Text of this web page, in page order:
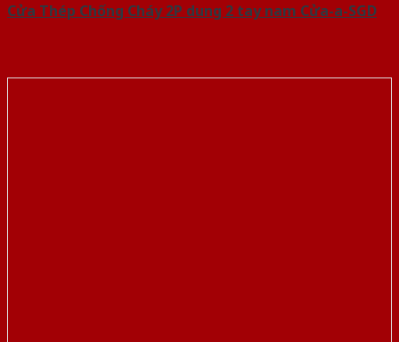
Cửa Thép Chống Cháy 2P dung 2 tay nam Cửa-a-SGD